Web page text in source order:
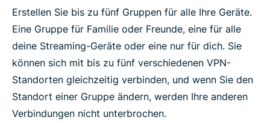
Erstellen Sie bis zu fünf Gruppen für alle Ihre Geräte.
Eine Gruppe für Familie oder Freunde, eine für alle
deine Streaming-Geräte oder eine nur für dich. Sie
können sich mit bis zu fünf verschiedenen VPN-
Standorten gleichzeitig verbinden, und wenn Sie den
Standort einer Gruppe ändern, werden Ihre anderen
Verbindungen nicht unterbrochen.